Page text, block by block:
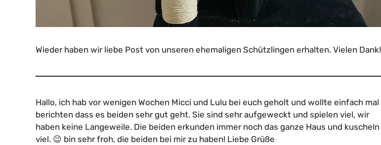
Wieder haben wir liebe Post von unseren ehemaligen Schützlingen erhalten. Vielen Dank!
Hallo, ich hab vor wenigen Wochen Micci und Lulu bei euch geholt und wollte einfach mal
berichten dass es beiden sehr gut geht. Sie sind sehr aufgeweckt und spielen viel, wir
haben keine Langeweile. Die beiden erkunden immer noch das ganze Haus und kuscheln
viel. 😉 bin sehr froh, die beiden bei mir zu haben! Liebe Grüße